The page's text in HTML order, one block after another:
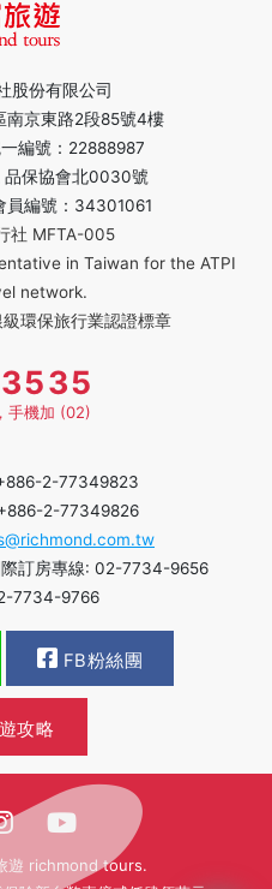
股份有限公司
南京東路2段85號4樓
編號：22888987
保協會北0030號
員編號：34301061
社 MFTA-005
in Taiwan for the ATPI
network.
環保旅行業認證標章
手機加 (02)
2-77349823
2-77349826
訂房專線: 02-7734-9656
7734-9766
FB粉絲團
攻略
遊 richmond tours.